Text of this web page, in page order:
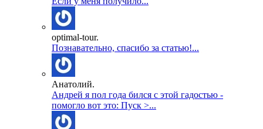
optimal-tour.
Познавательно, спасибо за статью!...
Анатолий.
Андрей я пол года бился с этой гадостью -
помогло вот это: Пуск >...